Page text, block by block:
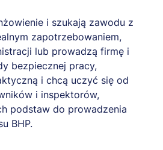
i szukają zawodu z
zapotrzebowaniem,
lub prowadzą firmę i
bezpiecznej pracy,
i chcą uczyć się od
i inspektorów,
podstaw do prowadzenia
BHP.